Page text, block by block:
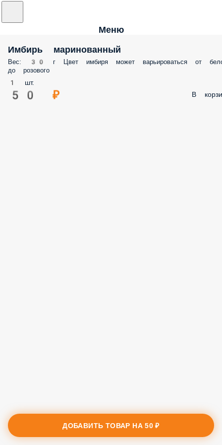
Меню
Имбирь маринованный
Вес: 30 г Цвет имбиря может варьироваться от
до розового
1 шт.
50 ₽ В
ДОБАВИТЬ ТОВАР НА50 ₽